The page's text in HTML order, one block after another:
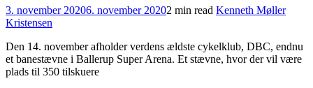
3. november 20206. november 20202 min read Kenneth Møller
Kristensen
Den 14. november afholder verdens ældste cykelklub, DBC, endnu
et banestævne i Ballerup Super Arena. Et stævne, hvor der vil være
plads til 350 tilskuere